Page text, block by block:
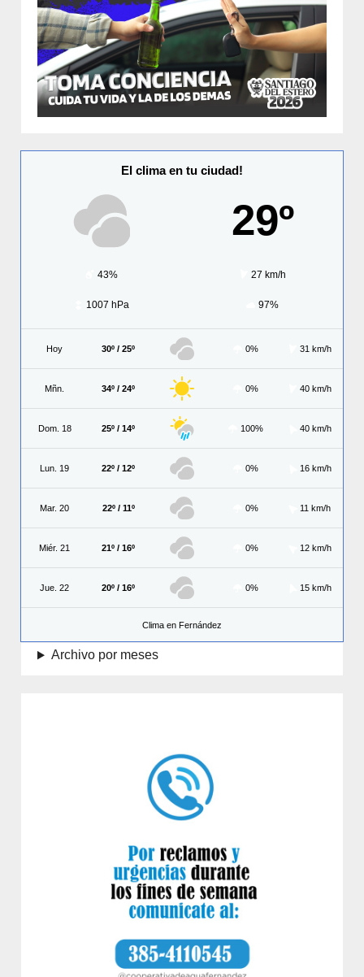
El clima en tu ciudad!
29º
43% 27 km/h
1007 hPa 97%
Hoy 30º / 25º 0% 31 km/h
Mñn. 34º / 24º 0% 40 km/h
Dom. 18 25º / 14º 100% 40 km/h
Lun. 19 22º / 12º 0% 16 km/h
Mar. 20 22º / 11º 0% 11 km/h
Miér. 21 21º / 16º 0% 12 km/h
Jue. 22 20º / 16º 0% 15 km/h
Clima en Fernández
Archivo por meses